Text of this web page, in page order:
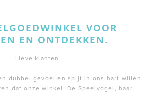
VOOR
EN ONTDEKKEN.
Lieve klanten,
dubbel gevoel en spijt in ons hart willen
dat onze winkel, De Speelvogel, haar